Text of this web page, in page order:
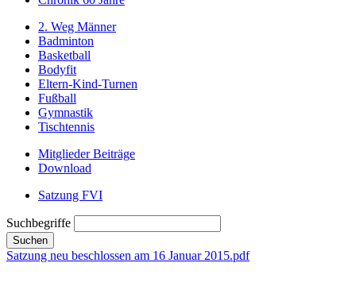
2. Weg Männer
Badminton
Basketball
Bodyfit
Eltern-Kind-Turnen
Fußball
Gymnastik
Tischtennis
Mitglieder Beiträge
Download
Satzung FVI
Suchbegriffe
Suchen
Satzung neu beschlossen am 16 Januar 2015.pdf